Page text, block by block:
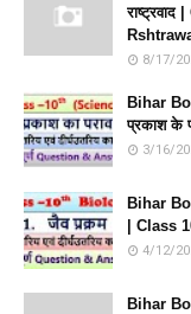
8/17/
Bihar
प्रकाश के
3/16/
Bihar
| Class
4/12/
Bihar